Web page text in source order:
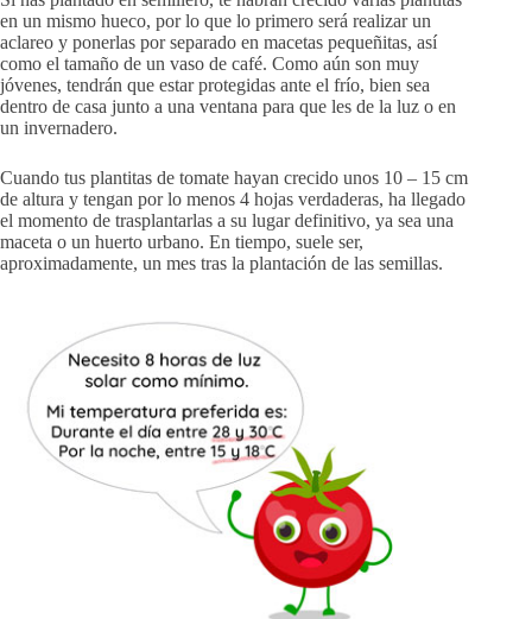
en un mismo hueco, por lo que lo primero será realizar un
aclareo y ponerlas por separado en macetas pequeñitas, así
como el tamaño de un vaso de café. Como aún son muy
jóvenes, tendrán que estar protegidas ante el frío, bien sea
dentro de casa junto a una ventana para que les de la luz o en
un invernadero.
Cuando tus plantitas de tomate hayan crecido unos 10 – 15 cm
de altura y tengan por lo menos 4 hojas verdaderas, ha llegado
el momento de trasplantarlas a su lugar definitivo, ya sea una
maceta o un huerto urbano. En tiempo, suele ser,
aproximadamente, un mes tras la plantación de las semillas.